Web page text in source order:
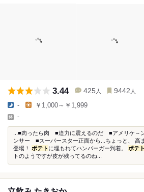
3.44 425 人 9442 人
- ￥1,000～￥1,999
-
...■肉ったら肉 ■迫力に震えるのだ ■アメリケ
ンサー ■スーパースター正面から...ちょっと、 高
登場！ ポテト に埋もれてハンバーガー到着。 ポテト
トのようですが皮が残ってるのね...